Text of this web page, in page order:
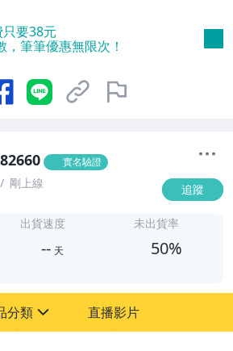
只要38元
筆筆優惠無限次！
實名驗證
剛上線 追蹤
出貨速度
-- 天
未出貨率
50%
分類 直播影片